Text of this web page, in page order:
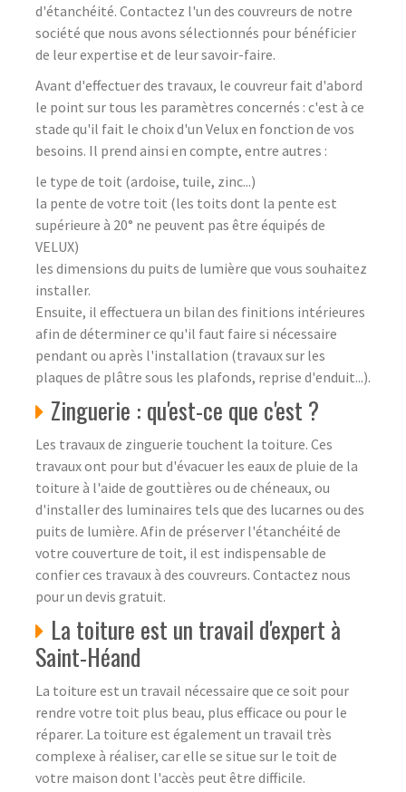
d'étanchéité. Contactez l'un des couvreurs de notre
société que nous avons sélectionnés pour bénéficier
de leur expertise et de leur savoir-faire.
Avant d'effectuer des travaux, le couvreur fait d'abord
le point sur tous les paramètres concernés : c'est à ce
stade qu'il fait le choix d'un Velux en fonction de vos
besoins. Il prend ainsi en compte, entre autres :
le type de toit (ardoise, tuile, zinc...)
la pente de votre toit (les toits dont la pente est
supérieure à 20° ne peuvent pas être équipés de
VELUX)
les dimensions du puits de lumière que vous souhaitez
installer.
Ensuite, il effectuera un bilan des finitions intérieures
afin de déterminer ce qu'il faut faire si nécessaire
pendant ou après l'installation (travaux sur les
plaques de plâtre sous les plafonds, reprise d'enduit...).
Zinguerie : qu'est-ce que c'est ?
Les travaux de zinguerie touchent la toiture. Ces
travaux ont pour but d'évacuer les eaux de pluie de la
toiture à l'aide de gouttières ou de chéneaux, ou
d'installer des luminaires tels que des lucarnes ou des
puits de lumière. Afin de préserver l'étanchéité de
votre couverture de toit, il est indispensable de
confier ces travaux à des couvreurs. Contactez nous
pour un devis gratuit.
La toiture est un travail d'expert à
Saint-Héand
La toiture est un travail nécessaire que ce soit pour
rendre votre toit plus beau, plus efficace ou pour le
réparer. La toiture est également un travail très
complexe à réaliser, car elle se situe sur le toit de
votre maison dont l'accès peut être difficile.